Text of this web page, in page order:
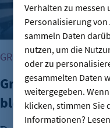
Verhalten zu
Personalisierung
sammeln Daten
nutzen, um die
oder zu
gesammelten Daten
weitergegeben.
klicken, stimmen Sie
Informationen?
GRÜNDUNG
bleibt größte